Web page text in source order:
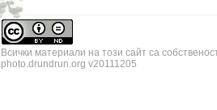
Всички материали на този сайт са
photo.drundrun.org v20111205